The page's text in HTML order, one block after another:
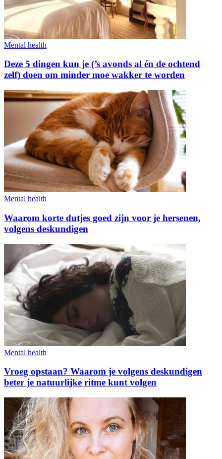
Mental health
Deze 5 dingen kun je (’s avonds al én de ochtend
zelf) doen om minder moe wakker te worden
Mental health
Waarom korte dutjes goed zijn voor je hersenen,
volgens deskundigen
Mental health
Vroeg opstaan? Waarom je volgens deskundigen
beter je natuurlijke ritme kunt volgen